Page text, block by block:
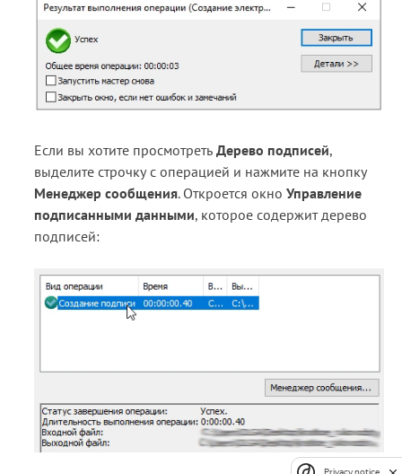
Если вы хотите просмотреть Дерево подписей,
выделите строчку с операцией и нажмите на кнопку
Менеджер сообщения. Откроется окно Управление
подписанными данными, которое содержит дерево
подписей:
Privacy notice